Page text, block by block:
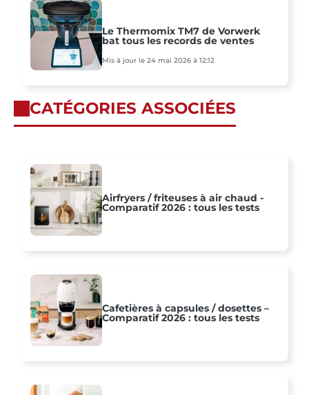
Le Thermomix TM7 de Vorwerk
bat tous les records de ventes
Mis à jour le 24 mai 2026 à 12:12
CATÉGORIES ASSOCIÉES
Airfryers / friteuses à air chaud -
Comparatif 2026 : tous les tests
Cafetières à capsules / dosettes –
Comparatif 2026 : tous les tests